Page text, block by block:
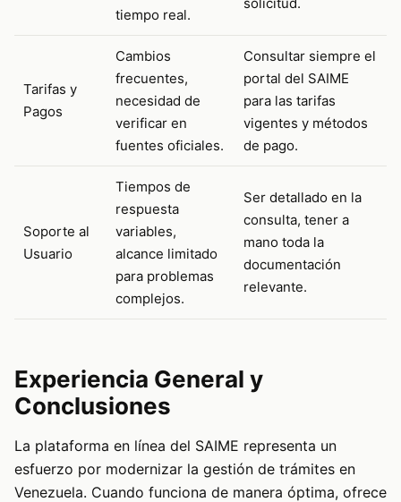
tiempo real.
Tarifas y
Pagos
Cambios
frecuentes,
necesidad de
verificar en
fuentes oficiales.
Consultar siempre el
portal del SAIME
para las tarifas
vigentes y métodos
de pago.
Soporte al
Usuario
Tiempos de
respuesta
variables,
alcance limitado
para problemas
complejos.
Ser detallado en la
consulta, tener a
mano toda la
documentación
relevante.
Experiencia General y
Conclusiones
La plataforma en línea del SAIME representa un
esfuerzo por modernizar la gestión de trámites en
Venezuela. Cuando funciona de manera óptima, ofrece